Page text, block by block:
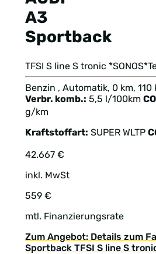
A3
Sportback
TFSI S line S tronic
Benzin , Automatik, 0 km, 110
Verbr. komb.: 5,5 l/100km CO
g/km
Kraftstoffart: SUPER WLTP
42.667 €
inkl. MwSt
559 €
mtl. Finanzierungsrate
Zum Angebot: Details zum
Sportback TFSI S line S